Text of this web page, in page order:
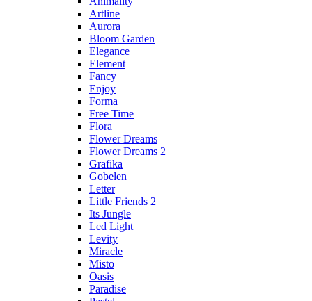
Artline
Aurora
Bloom Garden
Elegance
Element
Fancy
Enjoy
Forma
Free Time
Flora
Flower Dreams
Flower Dreams 2
Grafika
Gobelen
Letter
Little Friends 2
Its Jungle
Led Light
Levity
Miracle
Misto
Oasis
Paradise